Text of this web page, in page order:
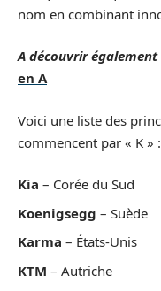
nom en combinant
A découvrir également
en A
Voici une liste des
commencent par « K » :
Kia – Corée du Sud
Koenigsegg – Suède
Karma – États-Unis
KTM – Autriche